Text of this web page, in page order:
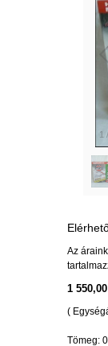
1 /
Az
1
(
Tömeg: